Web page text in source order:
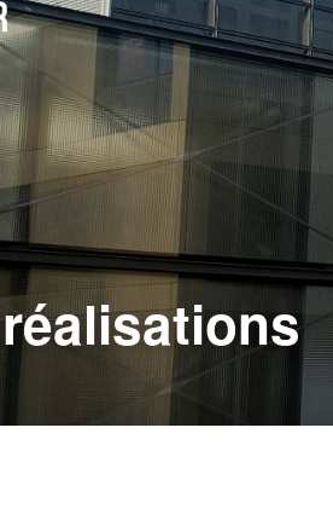
réalisations